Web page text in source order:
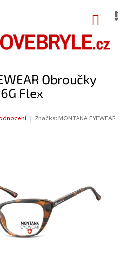
Obroučky
Flex
Značka: MONTANA EYEWEAR